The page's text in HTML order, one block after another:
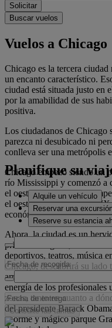
Solicitar
Buscar vuelos
Vuelos a Chicago
Chicago es la tercera
un encanto característico.
ciudad está situada justo en
por la amabilidad de sus
positiva.
Los ciudadanos de Chicago
parezca ni desubicado ni
conlleva ser una metrópolis
Chicago empezó siendo un
río Mississippi y comenzó a
el oeste americano.
el oeste durante el siglo
económico en crecimiento.
Ahora, la ciudad es un
primera categoría,
deportivos, teatros, música
Chicago, descubrirá su lado
arraigadas, pero también se
energía de los profesionales
zonas, tanto en cuanto a
del presidente Barack
enorme y mágico parque
Planifique su
Alquile un vehículo
Reservar una
Reserve su estancia
Consulte las tarifas